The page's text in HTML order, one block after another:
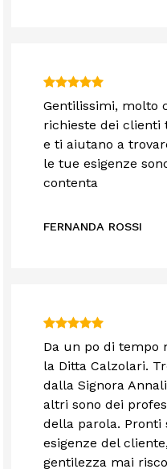
Gentilissimi, molto
richieste dei clienti
e ti aiutano a
le tue esigenze
contenta
FERNANDA ROSSI
Da un po di tempo
la Ditta Calzolari.
dalla Signora
altri sono dei
della parola. Pronti
esigenze del
gentilezza mai